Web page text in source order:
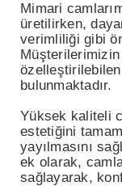
Mimari
üretilirken,
verimliliği gibi
bulunmaktadır.
Yüksek kaliteli
estetiğini
yayılmasını
ek olarak,
sağlayarak,